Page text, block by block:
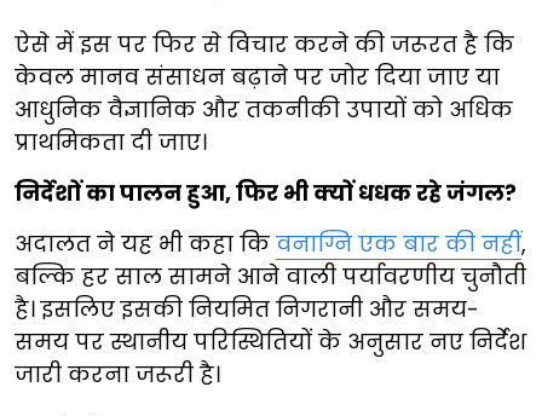
ऐसे में इस पर फिर से विचार करने की जरूरत है कि
केवल मानव संसाधन बढ़ाने पर जोर दिया जाए या
आधुनिक वैज्ञानिक और तकनीकी उपायों को अधिक
प्राथमिकता दी जाए।
निर्देशों का पालन हुआ, फिर भी क्यों धधक रहे जंगल?
अदालत ने यह भी कहा कि वनाग्नि एक बार की नहीं,
बल्कि हर साल सामने आने वाली पर्यावरणीय चुनौती
है। इसलिए इसकी नियमित निगरानी और समय-
समय पर स्थानीय परिस्थितियों के अनुसार नए निर्देश
जारी करना जरूरी है।